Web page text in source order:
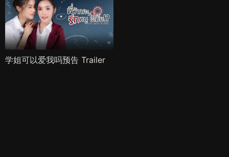
学姐可以爱我吗预告 Trailer